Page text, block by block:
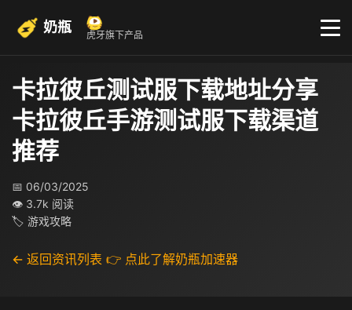
奶瓶 虎牙旗下产品
卡拉彼丘测试服下载地址分享
卡拉彼丘手游测试服下载渠道
推荐
📅 06/03/2025
👁 3.7k 阅读
🏷 游戏攻略
← 返回资讯列表 👉 点此了解奶瓶加速器